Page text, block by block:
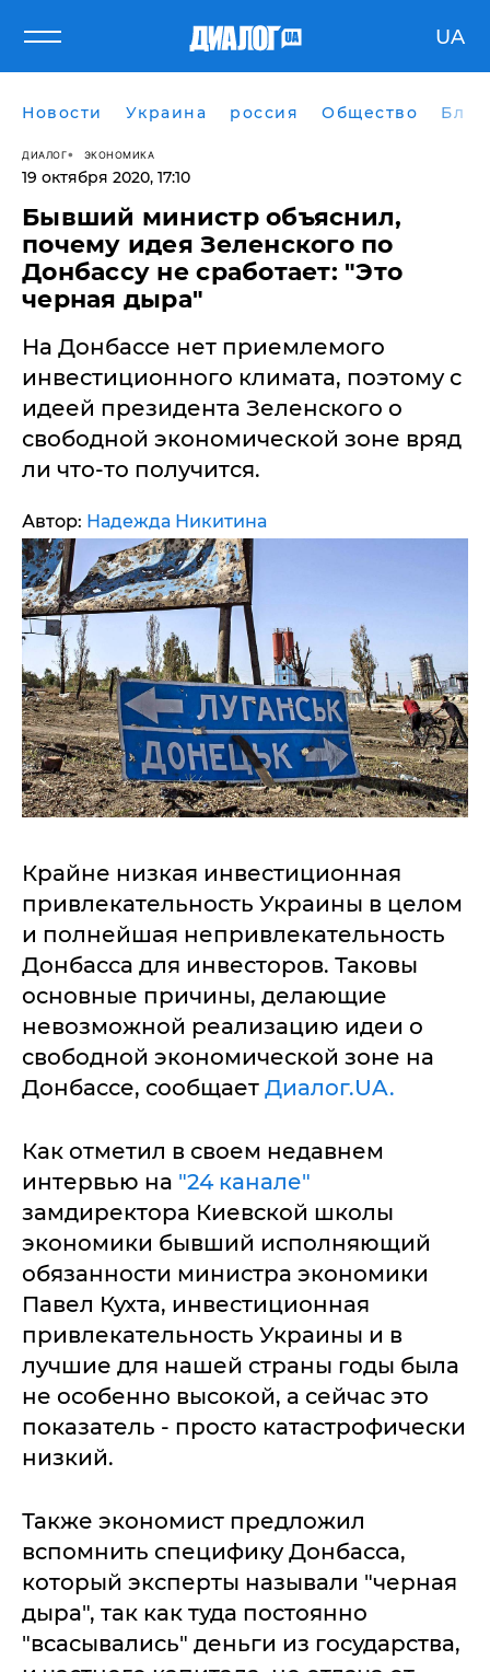
UA
Новости Украина россия Общество
ДИАЛОГ ЭКОНОМИКА
19 октября 2020, 17:10
Бывший министр объяснил,
почему идея Зеленского по
Донбассу не сработает: "Это
черная дыра"
На Донбассе нет приемлемого
инвестиционного климата, поэтому с
идеей президента Зеленского о
свободной экономической зоне вряд
ли что-то получится.
Автор: Надежда Никитина
Крайне низкая инвестиционная
привлекательность Украины в целом
и полнейшая непривлекательность
Донбасса для инвесторов. Таковы
основные причины, делающие
невозможной реализацию идеи о
свободной экономической зоне на
Донбассе, сообщает Диалог.UA.
Как отметил в своем недавнем
интервью на "24 канале"
замдиректора Киевской школы
экономики бывший исполняющий
обязанности министра экономики
Павел Кухта, инвестиционная
привлекательность Украины и в
лучшие для нашей страны годы была
не особенно высокой, а сейчас это
показатель - просто катастрофически
низкий.
Также экономист предложил
вспомнить специфику Донбасса,
который эксперты называли "черная
дыра", так как туда постоянно
"всасывались" деньги из государства,